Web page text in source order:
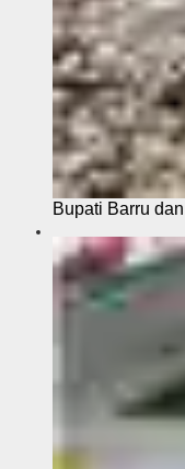
Bupati Barru